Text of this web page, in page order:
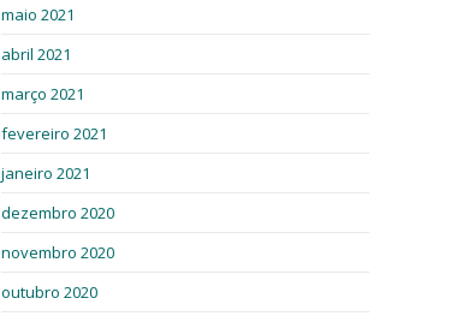
maio 2021
abril 2021
março 2021
fevereiro 2021
janeiro 2021
dezembro 2020
novembro 2020
outubro 2020